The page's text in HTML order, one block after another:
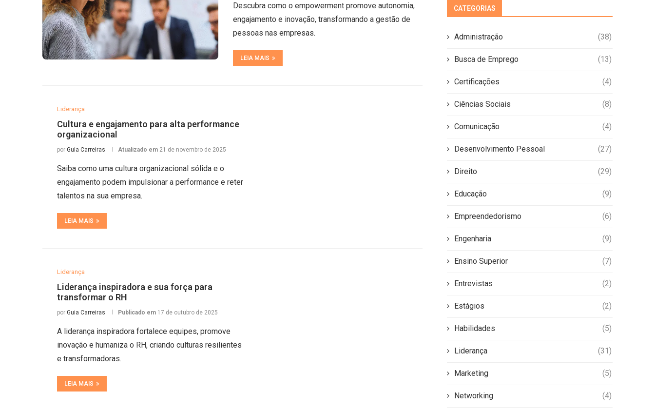
Descubra como o empowerment promove autonomia,
engajamento e inovação, transformando a gestão de
pessoas nas empresas.
LEIA MAIS
Liderança
Cultura e engajamento para alta performance
organizacional
por Guia Carreiras Atualizado em 21 de novembro de 2025
Saiba como uma cultura organizacional sólida e o
engajamento podem impulsionar a performance e reter
talentos na sua empresa.
LEIA MAIS
Liderança
Liderança inspiradora e sua força para
transformar o RH
por Guia Carreiras Publicado em 17 de outubro de 2025
A liderança inspiradora fortalece equipes, promove
inovação e humaniza o RH, criando culturas resilientes
e transformadoras.
LEIA MAIS
CATEGORIAS
Administração (38)
Busca de Emprego (13)
Certificações (4)
Ciências Sociais (8)
Comunicação (4)
Desenvolvimento Pessoal (27)
Direito (29)
Educação (9)
Empreendedorismo (6)
Engenharia (9)
Ensino Superior (7)
Entrevistas (2)
Estágios (2)
Habilidades (5)
Liderança (31)
Marketing (5)
Networking (4)